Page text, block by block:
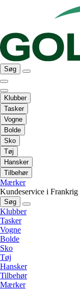
Søg
Klubber
Tasker
Vogne
Bolde
Sko
Tøj
Hansker
Tilbehør
Mærker
Kundeservice i Frankrig
Søg
Klubber
Tasker
Vogne
Bolde
Sko
Tøj
Hansker
Tilbehør
Mærker